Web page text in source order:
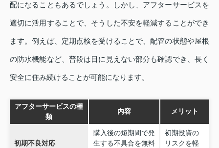
配になることもあるでしょう。しかし、アフターサービスを
適切に活用することで、そうした不安を軽減することができ
ます。例えば、定期点検を受けることで、配管の状態や屋根
の防水機能など、普段は目に見えない部分も確認でき、長く
安全に住み続けることが可能になります。
アフターサービスの種
類
内容 メリット
初期不良対応
購入後の短期間で発
生する不具合を無料
初期投資の
リスクを軽